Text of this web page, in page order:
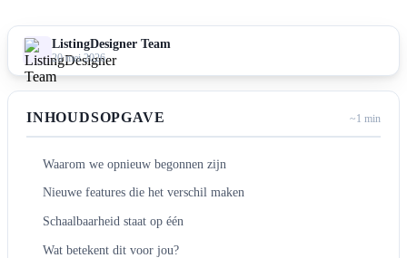
ListingDesigner Team
20 mei 2026
INHOUDSOPGAVE ~1 min
Waarom we opnieuw begonnen zijn
Nieuwe features die het verschil maken
Schaalbaarheid staat op één
Wat betekent dit voor jou?